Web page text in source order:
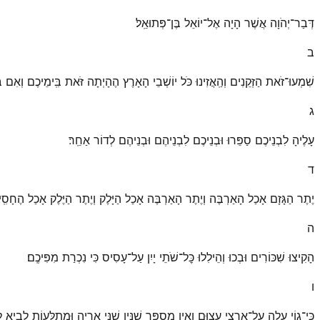
דְּבַר־יְהֹוָה אֲשֶׁר הָיָה אֶל־יוֹאֵל בֶּן־פְּתוּאֵֽל׃
ב
שִׁמְעוּ־זֹאת הַזְּקֵנִים וְהַֽאֲזִינוּ כֹּל יוֹשְׁבֵי הָאָרֶץ הֶהָיְתָה זֹּאת בִּֽימֵיכֶם וְאִם
ג
עָלֶיהָ לִבְנֵיכֶם סַפֵּרוּ וּבְנֵיכֶם לִבְנֵיהֶם וּבְנֵיהֶם לְדוֹר אַחֵֽר׃
ד
יֶתֶר הַגָּזָם אָכַל הָאַרְבֶּה וְיֶתֶר הָאַרְבֶּה אָכַל הַיָּלֶק וְיֶתֶר הַיֶּלֶק אָכַל
ה
הָקִיצוּ שִׁכּוֹרִים וּבְכוּ וְהֵילִלוּ כׇּל־שֹׁתֵי יָיִן עַל־עָסִיס כִּי נִכְרַת מִפִּיכֶֽם׃
ו
כִּי־גוֹי עָלָה עַל־אַרְצִי עָצוּם וְאֵין מִסְפָּר שִׁנָּיו שִׁנֵּי אַרְיֵה וּֽמְתַלְּעוֹת לָבִיא